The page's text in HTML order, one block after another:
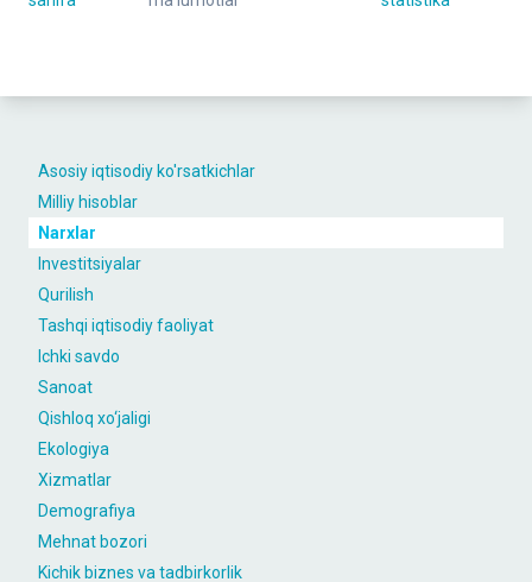
Asosiy iqtisodiy ko'rsatkichlar
Milliy hisoblar
Narxlar
Investitsiyalar
Qurilish
Tashqi iqtisodiy faoliyat
Ichki savdo
Sanoat
Qishloq xo‘jaligi
Ekologiya
Xizmatlar
Demografiya
Mehnat bozori
Kichik biznes va tadbirkorlik